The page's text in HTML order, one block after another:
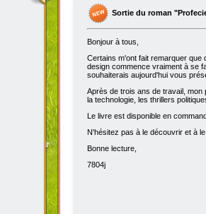
Sortie du roman
Bonjour à tous,
Certains m'ont fait remarquer que
design commence vraiment à se
souhaiterais aujourd'hui vous
Après de trois ans de travail,
la technologie, les thrillers
Le livre est disponible en
N'hésitez pas à le découvrir et à
Bonne lecture,
7804j